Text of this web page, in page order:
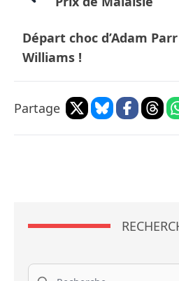
Départ choc d’Adam
Williams !
Partage
Recherche